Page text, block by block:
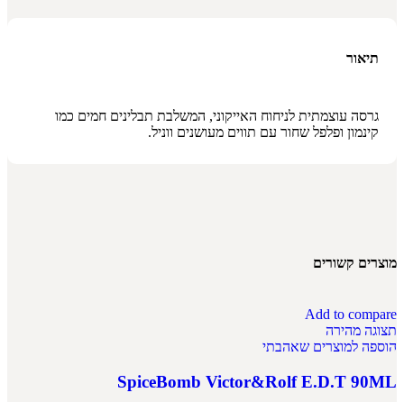
תיאור
גרסה עוצמתית לניחוח האייקוני, המשלבת תבלינים חמים כמו
קינמון ופלפל שחור עם תווים מעושנים ווניל.
מוצרים קשורים
Add to compare
תצוגה מהירה
הוספה למוצרים שאהבתי
SpiceBomb Victor&Rolf E.D.T 90ML